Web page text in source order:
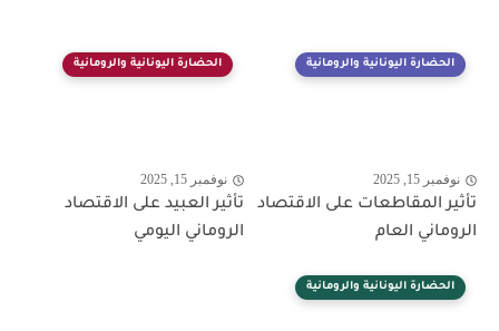
الحضارة اليونانية والرومانية
نوفمبر 15, 2025
تأثير المقاطعات على الاقتصاد
الروماني العام
الحضارة اليونانية والرومانية
نوفمبر 15, 2025
تأثير العبيد على الاقتصاد
الروماني اليومي
الحضارة اليونانية والرومانية